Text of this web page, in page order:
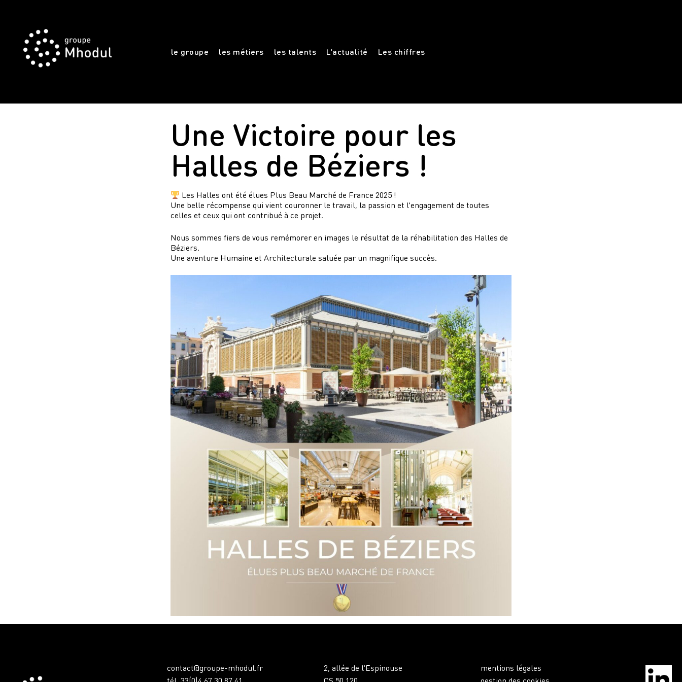
le groupe les métiers les talents L’actualité Les chiffres
Une Victoire pour les
Halles de Béziers !
Les Halles ont été élues Plus Beau Marché de France 2025 !
Une belle récompense qui vient couronner le travail, la passion et l’engagement de toutes
celles et ceux qui ont contribué à ce projet.
Nous sommes fiers de vous remémorer en images le résultat de la réhabilitation des Halles de
Béziers.
Une aventure Humaine et Architecturale saluée par un magnifique succès.
contact@groupe-mhodul.fr
2, allée de l'Espinouse
mentions légales